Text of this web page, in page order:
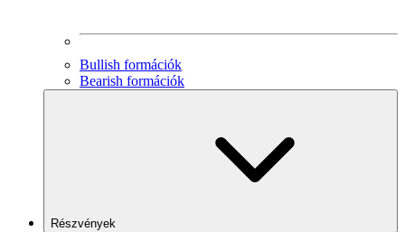
Bullish formációk
Bearish formációk
Részvények